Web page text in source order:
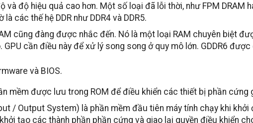
và độ hiệu quả cao hơn. Một số loại đã lỗi thời, như FPM DRAM
là các thế hệ DDR như DDR4 và DDR5.
cũng đàng được nhắc đến. Nó là một loại RAM chuyên biệt
cần điều này để xử lý song song ở quy mô lớn. GDDR6 được
và BIOS.
mềm được lưu trong ROM để điều khiển các thiết bị phần cứng
/ Output System) là phần mềm đầu tiên máy tính chạy khi khởi
tạo các thành phần phần cứng và giao lại quyền điều khiển